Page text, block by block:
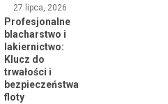
27 lipca, 2026
Profesjonalne
blacharstwo i
lakiernictwo:
Klucz do
trwałości i
bezpieczeństwa
floty